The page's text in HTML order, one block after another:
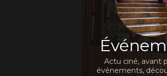
Actu ciné, avant
évènements,